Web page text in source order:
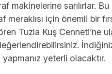
makinelerine sarılırlar.
için önemli bir
Tuzla Kuş Cenneti’ne
yeterli olacaktır.